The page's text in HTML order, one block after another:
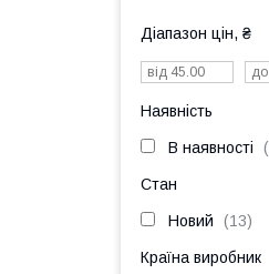
Діапазон цін, ₴
Наявність
В наявності
Стан
Новий 13
Країна виробник